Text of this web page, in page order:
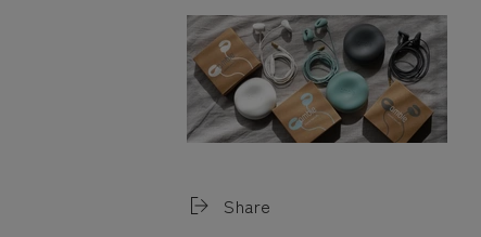
Share